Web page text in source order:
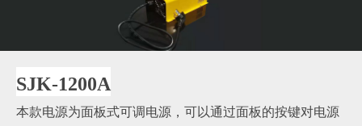
SJK-1200A
本款电源为面板式可调电源，可以通过面板的按键对电源